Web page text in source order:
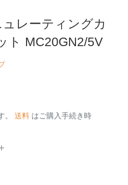
レーティングカ
ト MC20GN2/5V
。 送料 はご購入手続き時